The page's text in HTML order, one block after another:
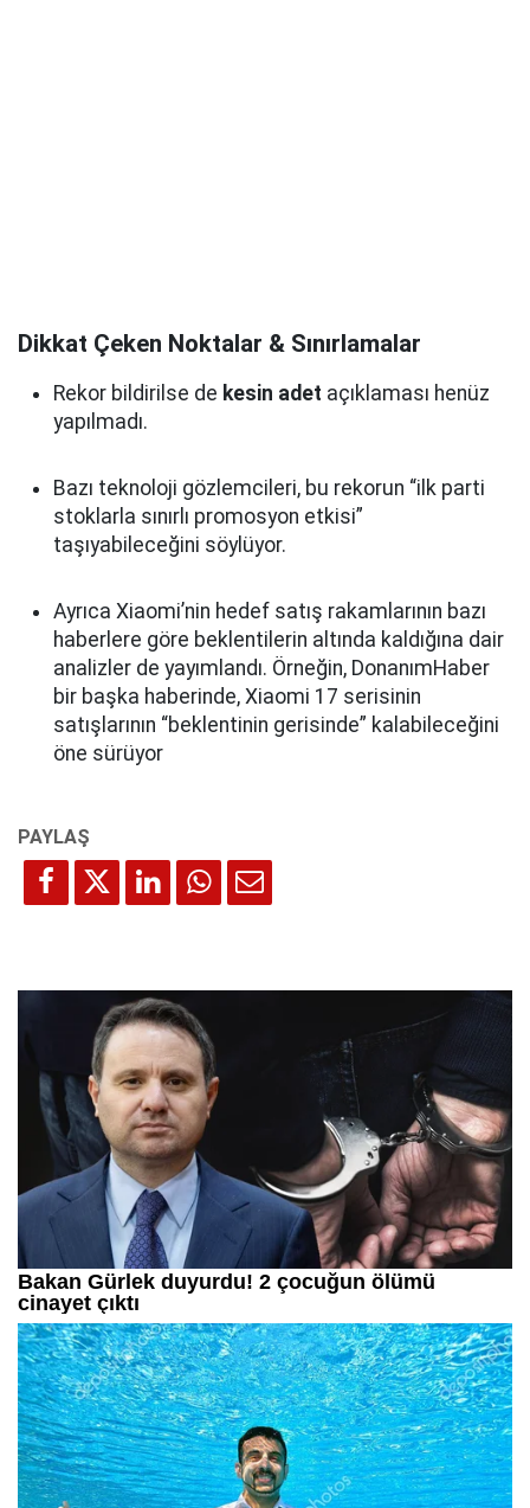
Dikkat Çeken Noktalar & Sınırlamalar
Rekor bildirilse de kesin adet açıklaması henüz
yapılmadı.
Bazı teknoloji gözlemcileri, bu rekorun “ilk parti
stoklarla sınırlı promosyon etkisi”
taşıyabileceğini söylüyor.
Ayrıca Xiaomi’nin hedef satış rakamlarının bazı
haberlere göre beklentilerin altında kaldığına dair
analizler de yayımlandı. Örneğin, DonanımHaber
bir başka haberinde, Xiaomi 17 serisinin
satışlarının “beklentinin gerisinde” kalabileceğini
öne sürüyor